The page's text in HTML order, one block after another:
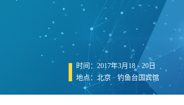
时间：2017年3月18 - 20日
地点：北京 · 钓鱼台国宾馆